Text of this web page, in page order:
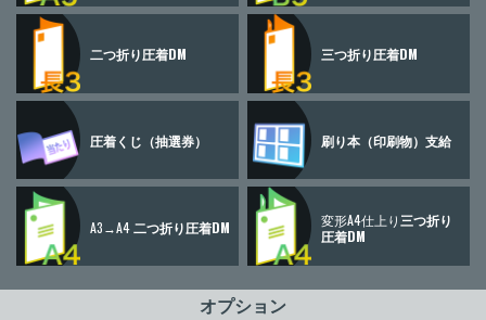
二つ折り圧着DM 三つ折り圧着DM
圧着くじ （抽選券） 刷り本（印刷物） 支給
A3→A4二つ折り圧着DM 変形A4仕上り 三つ折り
圧着DM
オプション